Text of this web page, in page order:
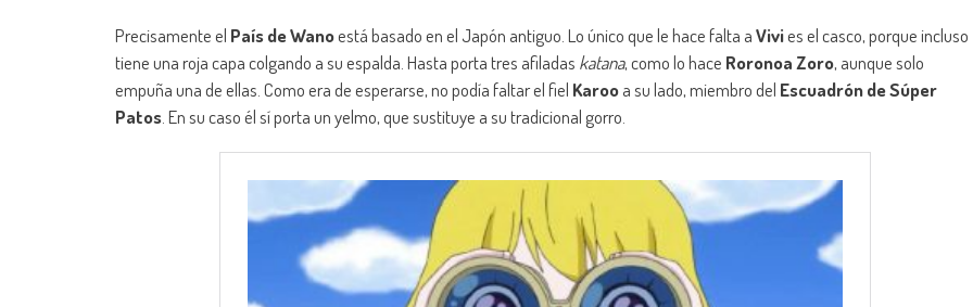
Precisamente el País de Wanoestá basado en el Japón antiguo. Lo único que le hace falta aVivies el casco, porque incluso
tiene una roja capa colgando a su espalda. Hasta porta tres afiladas katana, como lo hace Roronoa Zoro, aunque solo
empuña una de ellas. Como era de esperarse, no podía faltar el fiel Karooa su lado, miembro del Escuadrón de Súper
Patos. En su caso él sí porta un yelmo, que sustituye a su tradicional gorro.